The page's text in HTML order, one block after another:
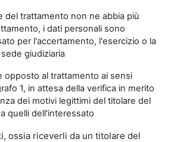
trattamento non ne abbia più
i dati personali sono
per l'accertamento, l'esercizio o la
giudiziaria
al trattamento ai sensi
1, in attesa della verifica in merito
dei motivi legittimi del titolare del
quelli dell'interessato
ossia riceverli da un titolare del